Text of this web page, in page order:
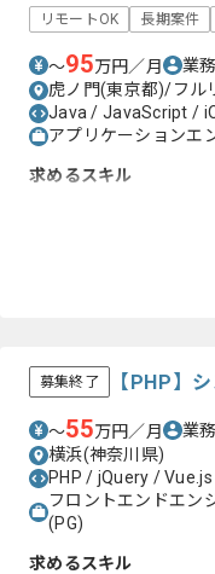
リモートOK 長期案件
〜95万円／月 業
虎ノ門(東京都)/フル
Java / JavaScript /
アプリケーションエ
求めるスキル
募集終了 【PHP】
〜55万円／月 業
横浜(神奈川県)
PHP / jQuery / Vue.js
フロントエンドエン
(PG)
求めるスキル